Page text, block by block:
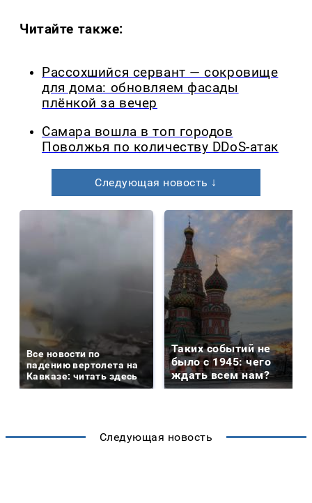
Читайте также:
Рассохшийся сервант — сокровище
для дома: обновляем фасады
плёнкой за вечер
Самара вошла в топ городов
Поволжья по количеству DDoS-атак
Следующая новость ↓
Все новости по
падению вертолета на
Кавказе: читать здесь
Таких событий не
было с 1945: чего
ждать всем нам?
Следующая новость